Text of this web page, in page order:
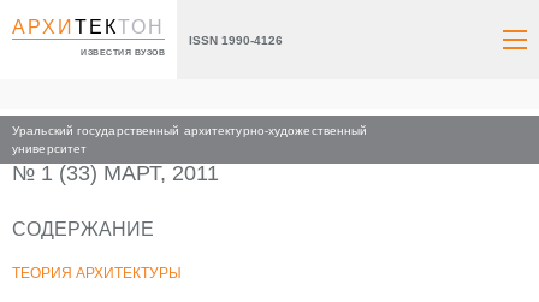
АРХИТЕКТОН
ИЗВЕСТИЯ ВУЗОВ
ISSN 1990-4126
Уральский государственный архитектурно-художественный
университет
Главная Архив номеров 2011
№ 1 (33) МАРТ, 2011
СОДЕРЖАНИЕ
ТЕОРИЯ АРХИТЕКТУРЫ